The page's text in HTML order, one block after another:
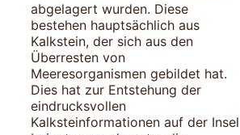
abgelagert wurden. Diese
bestehen hauptsächlich aus
Kalkstein, der sich aus den
Überresten von
Meeresorganismen gebildet hat.
Dies hat zur Entstehung der
eindrucksvollen
Kalksteinformationen auf der Insel